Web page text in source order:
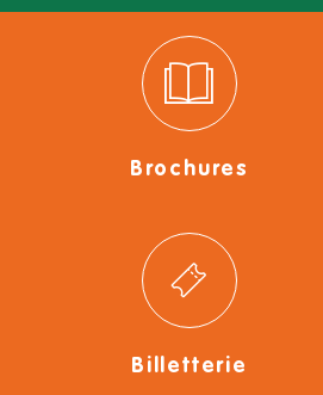
Brochures
Billetterie